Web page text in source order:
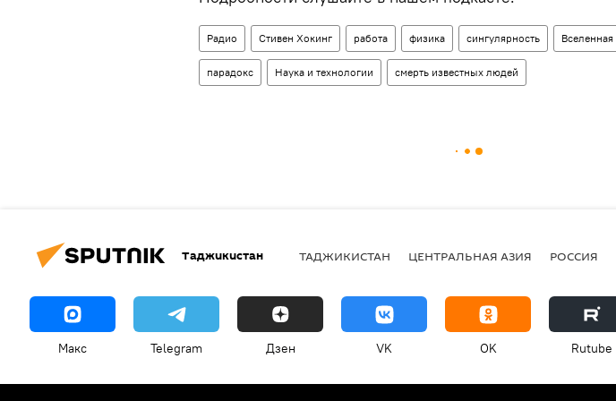
Радио Стивен Хокинг работа физика сингулярность Вселенная
парадокс Наука и технологии смерть известных людей
Таджикистан ТАДЖИКИСТАН ЦЕНТРАЛЬНАЯ АЗИЯ РОССИЯ
Макс Telegram Дзен VK OK Rutube